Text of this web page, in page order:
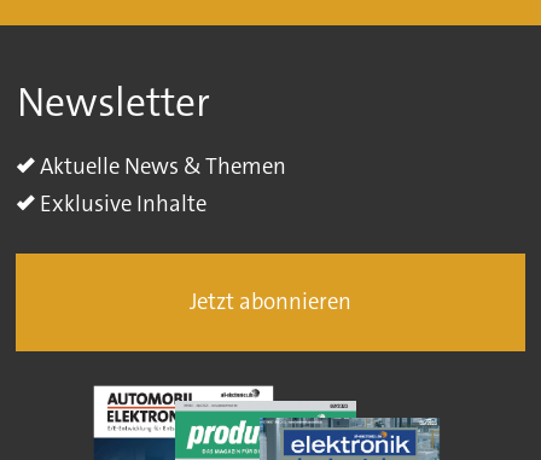
Newsletter
Aktuelle News & Themen
Exklusive Inhalte
Jetzt abonnieren